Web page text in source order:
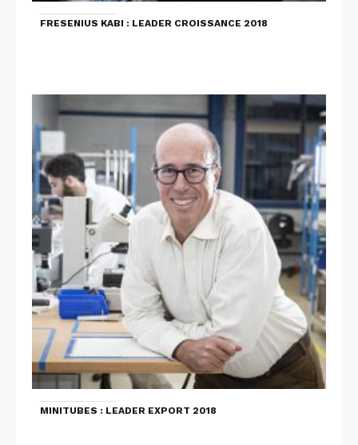
FRESENIUS KABI : LEADER CROISSANCE 2018
MINITUBES : LEADER EXPORT 2018